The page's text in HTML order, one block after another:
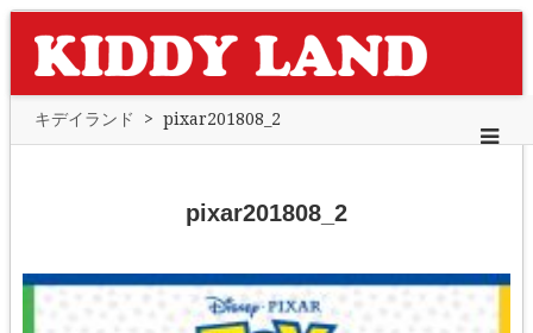
キデイランド > pixar201808_2
pixar201808_2